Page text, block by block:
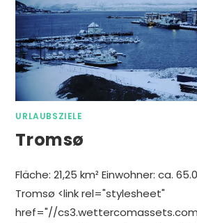
URLAUBSZIELE
Tromsø
Fläche: 21,25 km² Einwohner: ca.
Tromsø <link rel="stylesheet"
href="//